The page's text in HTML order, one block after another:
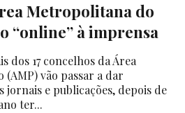
Metropolitana do
“online” à imprensa
dos 17 concelhos da Área
vão passar a dar
jornais e publicações, depois de
ter...